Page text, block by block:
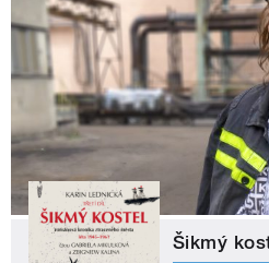
Šikmý